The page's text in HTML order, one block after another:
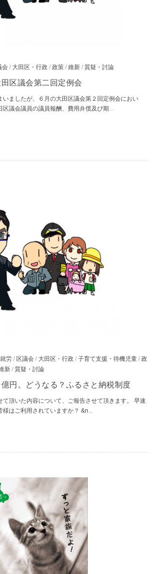
会/ 大田区・行政 / 政策/ 維新/ 質疑・討論
区議会第二回定例会
いましたが、６月の大田区議会第２回定例会におい
議会議員の議員報酬、費用弁償及び期...
労/ 区議会/ 大田区・行政 / 子育て支援・待機児童/ 政
新/ 質疑・討論
円。どうなる？ふるさと納税制度
て頂いた内容について、ご報告させて頂きます。 早速
はご利用されていますか？ &n...